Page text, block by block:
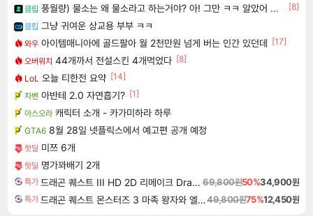
클립 풍월량) 물소는 왜 물소라고 하는거야? 아! 그만 ㅋㅋ 알았어 ㅋㅋ
[8]
클립 그냥 귀여운 상교용 부부 ㅋㅋ
와우 아이템매니아에 골드팔아 월 2천만원 넘게 버는 인간 있던데 [17]
오버워치 44개까서 전설스킨 4개먹었다 [8]
LoL 오늘 티한전 요약 [14]
차벤 아반테 2.0 자연흡기? [1]
아스오라 캐릭터 소개 - 카가미하라 하루
GTA6 8월 28일 넷플릭스에서 예고편 공개 예정
핫딜 미쯔 6개
핫딜 명가꽈배기 2개
특가 드래곤 퀘스트 III HD 2D 리메이크 Dragon Quest III HD 2D Remake 69,800원50%34,900원
특가 드래곤 퀘스트 몬스터즈 3 마족 왕자와 엘프의 여행 Dragon Quest Monsters The Dark Prince49,800원75%12,450원